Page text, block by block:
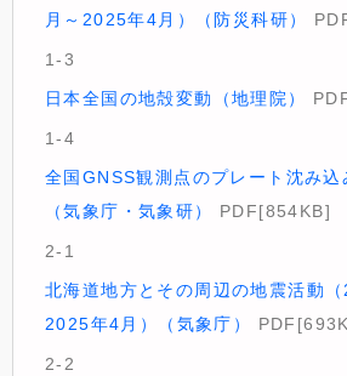
月～2025年4月）（防災科研）
1-3
日本全国の地殻変動（地理院）
1-4
全国GNSS観測点のプレート沈み
（気象庁・気象研）
PDF[854KB]
2-1
北海道地方とその周辺の地震活動
2025年4月）（気象庁）
2-2